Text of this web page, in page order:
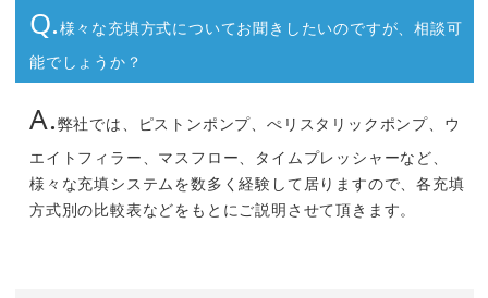
Q.様々な充填方式についてお聞きしたいのですが、相談可
能でしょうか？
A.弊社では、ピストンポンプ、ぺリスタリックポンプ、ウ
エイトフィラー、マスフロー、タイムプレッシャーなど、
様々な充填システムを数多く経験して居りますので、各充填
方式別の比較表などをもとにご説明させて頂きます。